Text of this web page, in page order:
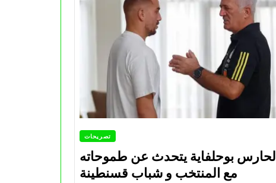
تصريحات
الحارس بوحلفاية يتحدث عن طموحاته
مع المنتخب و شباب قسنطينة